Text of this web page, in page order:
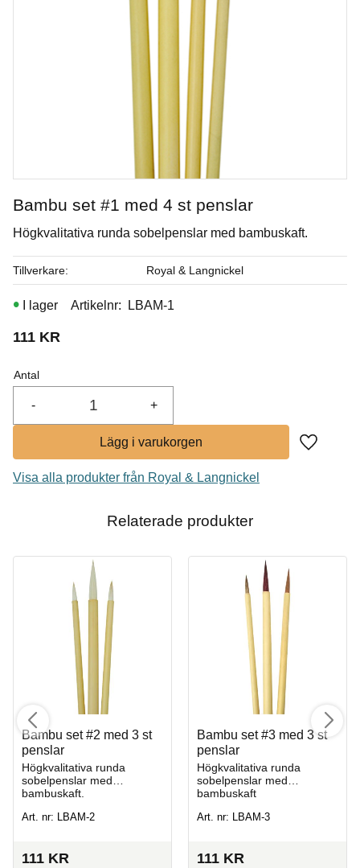
Underglasyr
I lager
Bambu set #1 med 4 st penslar
Högkvalitativa runda sobelpenslar med bambuskaft.
111 KR
Antal
+
-
Lägg till
I lager Artikelnr LBAM-1
Tillverkare Royal & Langnickel
Visa alla produkter från Royal & Langnickel
Relaterade produkter
Bambu set #2 med 3 st
penslar
Högkvalitativa runda
sobelpenslar med
bambuskaft.
Art. nr: LBAM-2
111 KR
Bambu set #3 med 3 st
penslar
Högkvalitativa runda
sobelpenslar med
bambuskaft
Art. nr: LBAM-3
111 KR